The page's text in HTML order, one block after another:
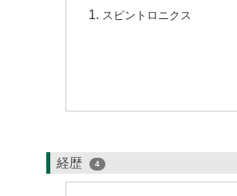
スピントロニクス
経歴 4